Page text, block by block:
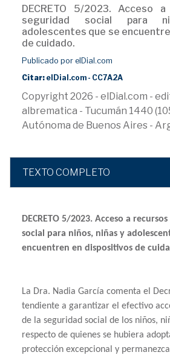
DECRETO 5/2023. Acceso
seguridad social para
adolescentes que se
de cuidado.
Publicado por elDial.com
Citar: elDial.com - CC7A2A
Copyright 2026 - elDial.com -
albrematica - Tucumán 1440
Autónoma de Buenos Aires -
TEXTO COMPLETO
DECRETO 5/2023. Acceso a
social para niños, niñas y
encuentren en dispositivos de
La Dra. Nadia García comenta el
tendiente a garantizar el efectivo
de la seguridad social de los niños,
respecto de quienes se hubiera
protección excepcional y